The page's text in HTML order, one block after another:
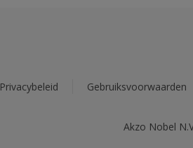
Privacybeleid Gebruiksvoorwaarden
Akzo Nobel